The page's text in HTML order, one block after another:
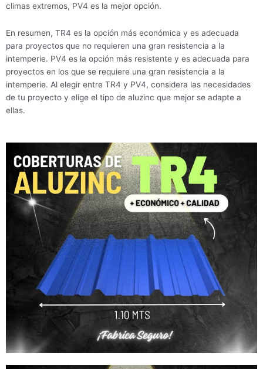
climas extremos, PV4 es la mejor opción.
En resumen, TR4 es la opción más económica y es adecuada
para proyectos que no requieren una gran resistencia a la
intemperie. PV4 es la opción más resistente y es adecuada para
proyectos en los que se requiere una gran resistencia a la
intemperie. Al elegir entre TR4 y PV4, considera las necesidades
de tu proyecto y elige el tipo de aluzinc que mejor se adapte a
ellas.